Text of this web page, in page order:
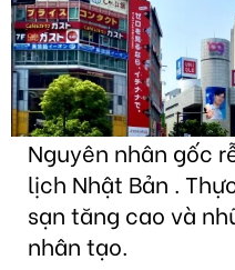
Nguyên nhân gốc
lịch Nhật Bản .
sạn tăng cao và
nhân tạo.